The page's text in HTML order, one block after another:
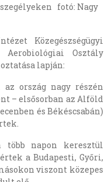
fotó: Nagy
Közegészségügyi
Aerobiológiai Osztály
lapján:
ország nagy részén
– elsősorban az Alföld
és Békéscsabán)
több napon keresztül
a Budapesti, Győri,
viszont közepes